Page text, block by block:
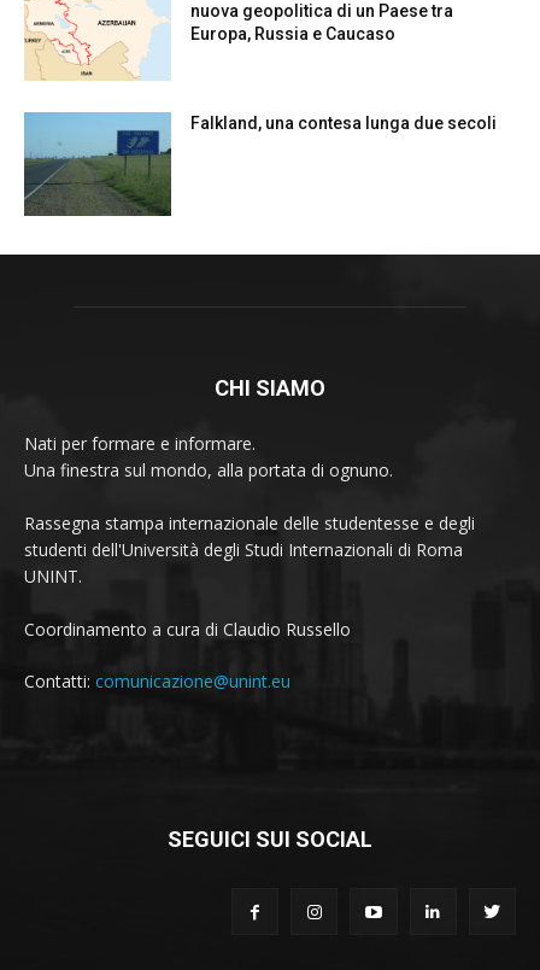
nuova geopolitica di un Paese tra
Europa, Russia e Caucaso
Falkland, una contesa lunga due secoli
CHI SIAMO
Nati per formare e informare.
Una finestra sul mondo, alla portata di ognuno.
Rassegna stampa internazionale delle studentesse e degli
studenti dell'Università degli Studi Internazionali di Roma
UNINT.
Coordinamento a cura di Claudio Russello
Contatti: comunicazione@unint.eu
SEGUICI SUI SOCIAL